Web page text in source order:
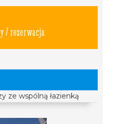
/ rezerwacja
ze wspólną łazienką